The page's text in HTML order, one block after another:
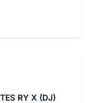
RY X (DJ)